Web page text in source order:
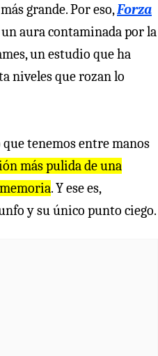
grande. Por eso,Forza
un aura contaminada por la
un estudio que ha
niveles que rozan lo
que tenemos entre manos
más pulida de una
. Y ese es,
y su único punto ciego.